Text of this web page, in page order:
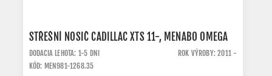
STŘEŠNÍ NOSIČ CADILLAC XTS 11-, MENABO OMEGA
DODACIA LEHOTA: 1-5 DNI
ROK VÝROBY: 2011 -
KÓD: MEN981-1268.35